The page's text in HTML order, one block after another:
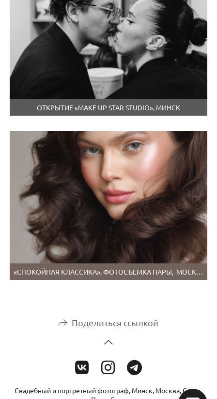
ОТКРЫТИЕ «MAKE UP STAR STUDIO», МИНСК
Поделиться ссылкой
Свадебный и портретный фотограф, Минск, Москва, Санкт-